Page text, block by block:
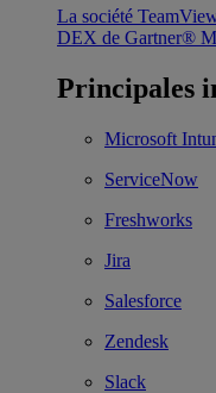
La société
DEX de Gartner®
Principales
Microsoft
ServiceNow
Freshworks
Jira
Salesforce
Zendesk
Slack